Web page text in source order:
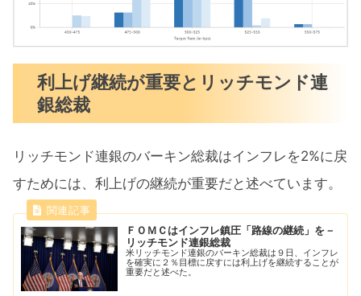
利上げ継続が重要とリッチモンド連
銀総裁
リッチモンド連銀のバーキン総裁はインフレを2%に戻
すためには、利上げの継続が重要だと述べています。
ＦＯＭＣはインフレ鎮圧「路線の継続」を－
リッチモンド連銀総裁
米リッチモンド連銀のバーキン総裁は９日、インフレ
を確実に２％目標に戻すには利上げを継続することが
重要だと述べた。